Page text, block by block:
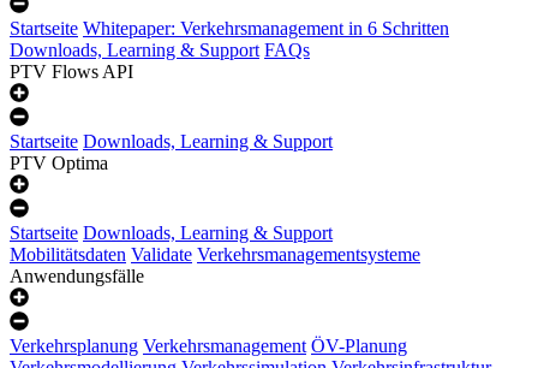
Startseite Whitepaper: Verkehrsmanagement in 6 Schritten
Downloads, Learning & Support FAQs
PTV Flows API
Startseite Downloads, Learning & Support
PTV Optima
Startseite Downloads, Learning & Support
Mobilitätsdaten Validate Verkehrsmanagementsysteme
Anwendungsfälle
Verkehrsplanung Verkehrsmanagement ÖV-Planung